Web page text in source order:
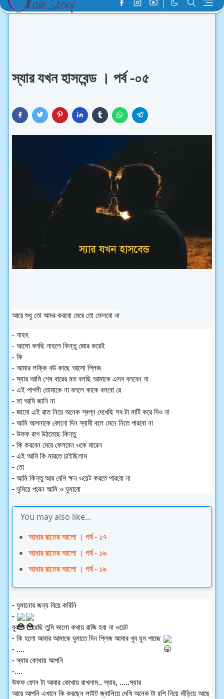
স্যার যখন হাসবেন্ড । পর্ব -০৫
আরে শুধু তো আদর করবো মেরে তো ফেলবো না
- নাহহ
- আসো বলছি নাহলে কিন্তু জোর করেই
- আমার লক্কি বউ কাছে আসো প্লিজ
- স্যার আমি শেষ বারের মত বলছি আমাকে এসব বলবেন না
- এই পাগলী তোমাকে না বললে কাকে বলবো রে
- তা আমি জানি না
- জানো এই রাত নিয়ে অনেক স্বপ্ন দেখেছি সব টা মাটি করে দিও না
- আমি আপনাকে কোনো দিন স্বামী বলে মেনে নিতে পারবো না
- উফফ রাগ উঠতেছে কিন্তু
- কি করবেন মেরে ফেলবেন ওকে মারেন
- এই আমি কি মারতে চাইছিলাম
- তো
- আমি কিন্তু আর বেশি ক্ষন ওয়েট করতে পারবো না
- ঘুমিয়ে পরেন আমি ও ঘুমাবো
You may also like...
আধার রাতের আলো । পর্ব - ১৭
আধার রাতের আলো । পর্ব - ১৬
আধার রাতের আলো । পর্ব - ১৯
- ঘুমানোর জন্য বিয়ে করিনি
-
বুঝতে পেরেছি তুমি ভালো কথায় রাজি হবা না ওয়েট
- কি হলো আবার আমাকে ঘুমাতে দিন প্লিজ আমার খুব ঘুম পাচ্ছে
- ....
- স্যার কোথায় আপনি
-....
উফফ ফোন টা আবার কোথায় রাখলাম.. স্যার, .....স্যার
আরে আপনি এখানে কি করছেন লাইট জ্বালিয়ে দেখি অনেক টা রশি নিয়ে দাঁড়িয়ে আছে